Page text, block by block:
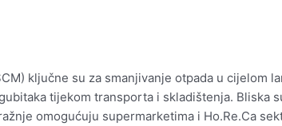
ključne su za smanjivanje otpada u cijelom
tijekom transporta i skladištenja. Bliska
omogućuju supermarketima i Ho.Re.Ca